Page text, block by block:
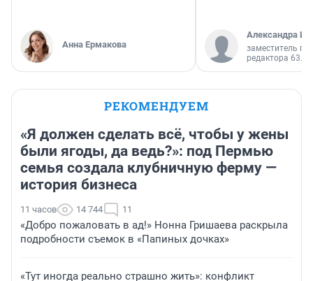
Анна Ермакова
Александра
заместитель
редактора 63.RU
РЕКОМЕНДУЕМ
«Я должен сделать всё, чтобы у жены
были ягоды, да ведь?»: под Пермью
семья создала клубничную ферму —
история бизнеса
11 часов 14 744 11
«Добро пожаловать в ад!» Нонна Гришаева раскрыла
подробности съемок в «Папиных дочках»
«Тут иногда реально страшно жить»: конфликт